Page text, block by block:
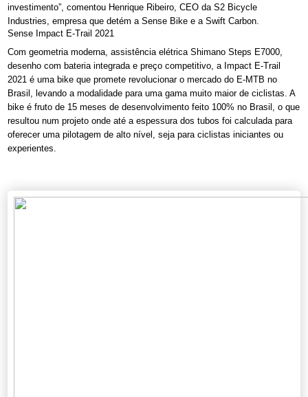
investimento”, comentou Henrique Ribeiro, CEO da S2 Bicycle
Industries, empresa que detém a Sense Bike e a Swift Carbon.
Sense Impact E-Trail 2021
Com geometria moderna, assistência elétrica Shimano Steps E7000,
desenho com bateria integrada e preço competitivo, a Impact E-Trail
2021 é uma bike que promete revolucionar o mercado do E-MTB no
Brasil, levando a modalidade para uma gama muito maior de ciclistas. A
bike é fruto de 15 meses de desenvolvimento feito 100% no Brasil, o que
resultou num projeto onde até a espessura dos tubos foi calculada para
oferecer uma pilotagem de alto nível, seja para ciclistas iniciantes ou
experientes.